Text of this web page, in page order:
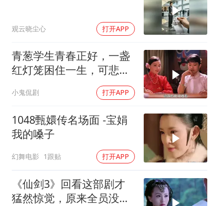
酒店回应车内过夜被收150元
黄金牛市回来了吗
乐享全民健身 共筑健康中国
观云晓尘心 打开APP
青葱学生青春正好，一盏
红灯笼困住一生，可悲疯
小鬼侃剧 打开APP
1048甄嬛传名场面 -宝娟
我的嗓子
幻舞电影 1跟贴 打开APP
《仙剑3》回看这部剧才
猛然惊觉，原来全员没有